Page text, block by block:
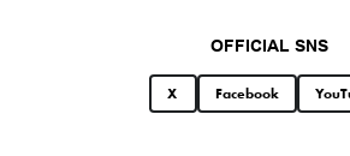
OFFICIAL SNS
X Facebook